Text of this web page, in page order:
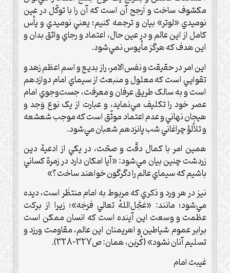
مکشوف ساخت و اَرجح آن است که آن را با توکّل در عين
نوميدي «لوتر» بيان و ترجمه کنيم؛ يعني نوميدي و يأس
کامل از اين عالم و در عين حال، اعتماد و رجاي واثق بدان و
اين هدف که هرگز مأيوس نمي‌شود.
اين امر در حقيقت و نفس‌الامر، راز بديع و اسم اعظم زهد و
تقوايي است که معلول و منبعث از سيماي امام دوازدهم
است و به سالک طريق عرفان و معرفت، جست‌وجوي امام
عصر خود را تکليف مي‌نمايد، و عبارت از يک نوع وَجد و
هيجان نهاني و عدم اعتماد موثّق است که موجب شعشعه
و تلألؤ چراغاني شب پانزدهم شعبان مي‌شود.
همين امر با کمال دقّت و صحّت، در يکي از ادعية دين
زردشت چنين بيان مي‌شود: «آيا امکان دارد در زمرة کساني
باشيم که سيماي عالم را دگرگون خواهند ساخت؟»
نيز در هر ورد و ذکري که مربوط به امام منتظَر است، ديده
مي‌شود؛ مانند: «عَجَّل‌اللهُ تعالي فرَجَه»؛ زيرا از برکت
عظمت و وسعت اين آينده است که انسان ممکن است
برابر عموم شياطين و اهريمنان اين عالم، مقاومت ورزد و
تسليم آنان نشود» (كُربَن، همان: ص327-328).
غيبت امام